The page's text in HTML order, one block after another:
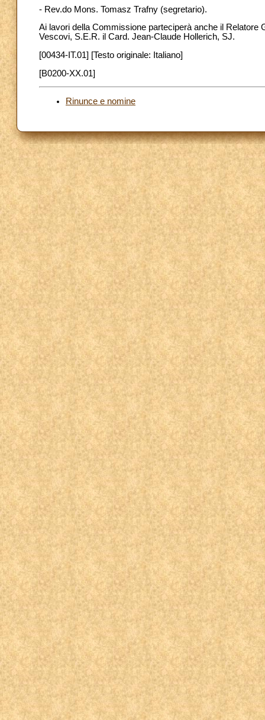
- Rev.do Mons. Tomasz Trafny (segretario).
Ai lavori della Commissione parteciperà anche il Relatore
Vescovi, S.E.R. il Card. Jean-Claude Hollerich, SJ.
[00434-IT.01] [Testo originale: Italiano]
[B0200-XX.01]
Rinunce e nomine